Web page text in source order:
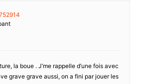
la boue . J’me rappelle d’une fois avec
grave grave aussi, on a fini par jouer les